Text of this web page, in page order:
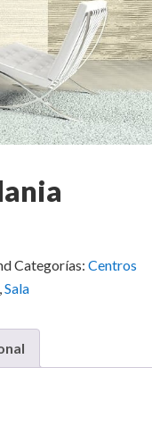
Categorías: Centros
,Sala